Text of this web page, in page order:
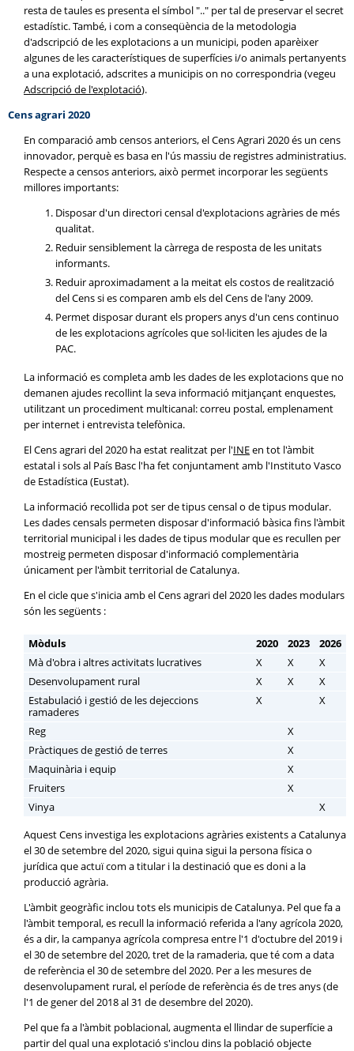
resta de taules es presenta el símbol ".." per tal de preservar el secret
estadístic. També, i com a conseqüència de la metodologia
d'adscripció de les explotacions a un municipi, poden aparèixer
algunes de les característiques de superfícies i/o animals pertanyents
a una explotació, adscrites a municipis on no correspondria (vegeu
Adscripció de l'explotació).
Cens agrari 2020
En comparació amb censos anteriors, el Cens Agrari 2020 és un cens
innovador, perquè es basa en l'ús massiu de registres administratius.
Respecte a censos anteriors, això permet incorporar les següents
millores importants:
Disposar d'un directori censal d'explotacions agràries de més
qualitat.
Reduir sensiblement la càrrega de resposta de les unitats
informants.
Reduir aproximadament a la meitat els costos de realització
del Cens si es comparen amb els del Cens de l'any 2009.
Permet disposar durant els propers anys d'un cens continuo
de les explotacions agrícoles que sol·liciten les ajudes de la
PAC.
La informació es completa amb les dades de les explotacions que no
demanen ajudes recollint la seva informació mitjançant enquestes,
utilitzant un procediment multicanal: correu postal, emplenament
per internet i entrevista telefònica.
El Cens agrari del 2020 ha estat realitzat per l'INEen tot l'àmbit
estatal i sols al País Basc l'ha fet conjuntament amb l'Instituto Vasco
de Estadística (Eustat).
La informació recollida pot ser de tipus censal o de tipus modular.
Les dades censals permeten disposar d'informació bàsica fins l'àmbit
territorial municipal i les dades de tipus modular que es recullen per
mostreig permeten disposar d'informació complementària
únicament per l'àmbit territorial de Catalunya.
En el cicle que s'inicia amb el Cens agrari del 2020 les dades modulars
són les següents :
Mòduls 2020 2023
2026
Mà d'obra i altres activitats lucratives
X X
X
Desenvolupament rural
X X
X
Estabulació i gestió de les dejeccions
ramaderes
X X
Reg
X
Pràctiques de gestió de terres
X
Maquinària i equip
X
Fruiters
X
Vinya
X
Aquest Cens investiga les explotacions agràries existents a Catalunya
el 30 de setembre del 2020, sigui quina sigui la persona física o
jurídica que actuï com a titular i la destinació que es doni a la
producció agrària.
L'àmbit geogràfic inclou tots els municipis de Catalunya. Pel que fa a
l'àmbit temporal, es recull la informació referida a l'any agrícola 2020,
és a dir, la campanya agrícola compresa entre l'1 d'octubre del 2019 i
el 30 de setembre del 2020, tret de la ramaderia, que té com a data
de referència el 30 de setembre del 2020. Per a les mesures de
desenvolupament rural, el període de referència és de tres anys (de
l'1 de gener del 2018 al 31 de desembre del 2020).
Pel que fa a l'àmbit poblacional, augmenta el llindar de superfície a
partir del qual una explotació s'inclou dins la població objecte